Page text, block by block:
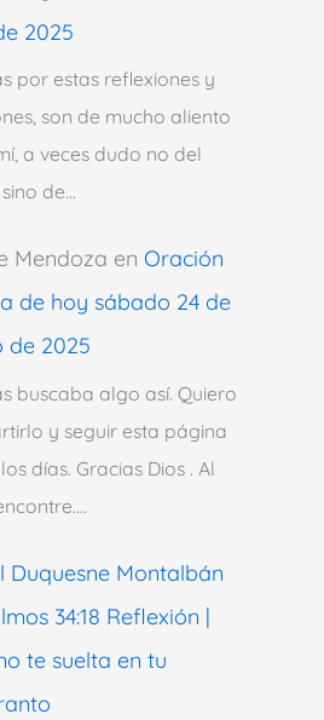
2025
por estas reflexiones y
son de mucho aliento
a veces dudo no del
de…
Mendoza en Oración
de hoy sábado 24 de
de 2025
buscaba algo así. Quiero
y seguir esta página
días. Gracias Dios . Al
Duquesne Montalbán
34:18 Reflexión |
te suelta en tu